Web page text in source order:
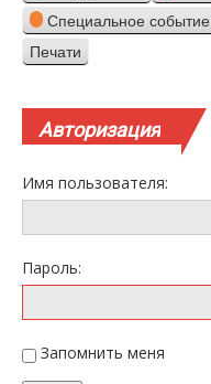
Специальное событие
Просмотр
Печати
Авторизация
Имя пользователя:
Пароль:
Запомнить меня